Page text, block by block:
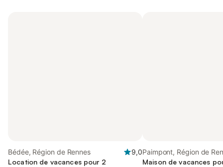
Bédée, Région de Rennes
9,0
Location de vacances pour 2
Paimpont, Région de
Maison de vacances